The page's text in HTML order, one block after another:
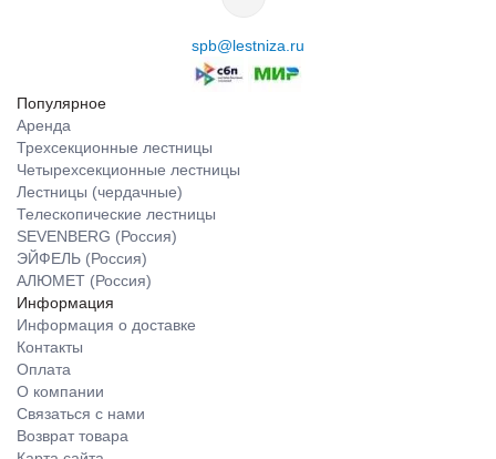
spb@lestniza.ru
Популярное
Аренда
Трехсекционные лестницы
Четырехсекционные лестницы
Лестницы (чердачные)
Телескопические лестницы
SEVENBERG (Россия)
ЭЙФЕЛЬ (Россия)
АЛЮМЕТ (Россия)
Информация
Информация о доставке
Контакты
Оплата
О компании
Связаться с нами
Возврат товара